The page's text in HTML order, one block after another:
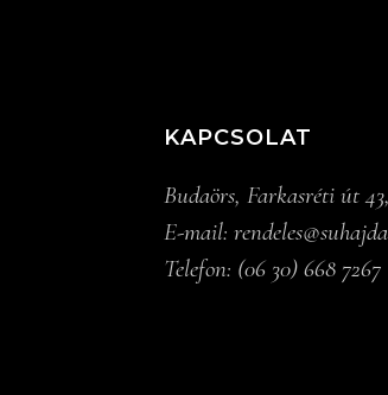
KAPCSOLAT
Budaörs, Farkasréti út
E-mail:
Telefon: (06 30) 668 7267